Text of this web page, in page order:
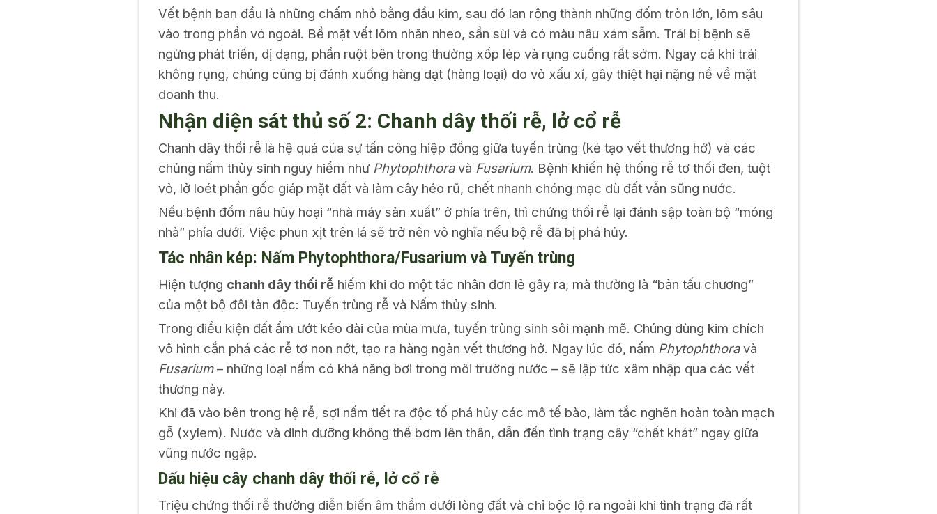
Vết bệnh ban đầu là những chấm nhỏ bằng đầu kim, sau đó lan rộng thành những đốm tròn lớn, lõm sâu
vào trong phần vỏ ngoài. Bề mặt vết lõm nhăn nheo, sần sùi và có màu nâu xám sẫm. Trái bị bệnh sẽ
ngừng phát triển, dị dạng, phần ruột bên trong thường xốp lép và rụng cuống rất sớm. Ngay cả khi trái
không rụng, chúng cũng bị đánh xuống hàng dạt (hàng loại) do vỏ xấu xí, gây thiệt hại nặng nề về mặt
doanh thu.
Nhận diện sát thủ số 2: Chanh dây thối rễ, lở cổ rễ
Chanh dây thối rễ là hệ quả của sự tấn công hiệp đồng giữa tuyến trùng (kẻ tạo vết thương hở) và các
chủng nấm thủy sinh nguy hiểm như Phytophthoravà Fusarium. Bệnh khiến hệ thống rễ tơ thối đen, tuột
vỏ, lở loét phần gốc giáp mặt đất và làm cây héo rũ, chết nhanh chóng mạc dù đất vẫn sũng nước.
Nếu bệnh đốm nâu hủy hoại “nhà máy sản xuất” ở phía trên, thì chứng thối rễ lại đánh sập toàn bộ “móng
nhà” phía dưới. Việc phun xịt trên lá sẽ trở nên vô nghĩa nếu bộ rễ đã bị phá hủy.
Tác nhân kép: Nấm Phytophthora/Fusarium và Tuyến trùng
Hiện tượng chanh dây thối rễ hiếm khi do một tác nhân đơn lẻ gây ra, mà thường là “bản tấu chương”
của một bộ đôi tàn độc: Tuyến trùng rễ và Nấm thủy sinh.
Trong điều kiện đất ẩm ướt kéo dài của mùa mưa, tuyến trùng sinh sôi mạnh mẽ. Chúng dùng kim chích
vô hình cắn phá các rễ tơ non nớt, tạo ra hàng ngàn vết thương hở. Ngay lúc đó, nấm Phytophthoravà
Fusarium– những loại nấm có khả năng bơi trong môi trường nước – sẽ lập tức xâm nhập qua các vết
thương này.
Khi đã vào bên trong hệ rễ, sợi nấm tiết ra độc tố phá hủy các mô tế bào, làm tắc nghẽn hoàn toàn mạch
gỗ (xylem). Nước và dinh dưỡng không thể bơm lên thân, dẫn đến tình trạng cây “chết khát” ngay giữa
vũng nước ngập.
Dấu hiệu cây chanh dây thối rễ, lở cổ rễ
Triệu chứng thối rễ thường diễn biến âm thầm dưới lòng đất và chỉ bộc lộ ra ngoài khi tình trạng đã rất